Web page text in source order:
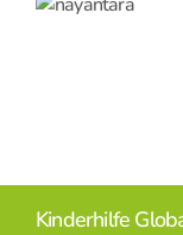
Kinderhilfe